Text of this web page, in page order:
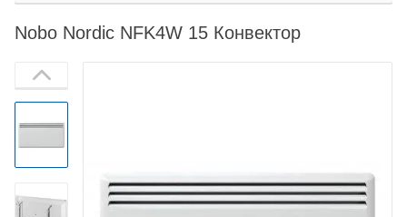
Nobo Nordic NFK4W 15 Конвектор